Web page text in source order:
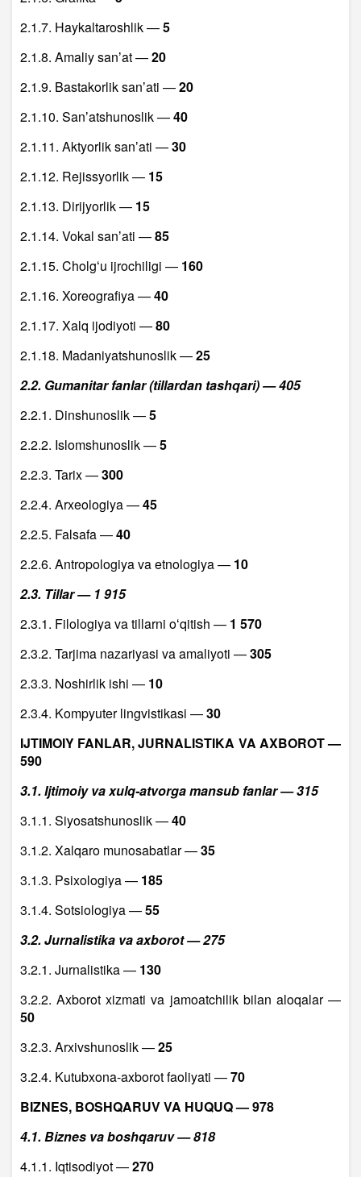
2.1.7. Haykaltaroshlik —5
2.1.8. Amaliy sanʼat —20
2.1.9. Bastakorlik sanʼati —20
2.1.10. Sanʼatshunoslik —40
2.1.11. Aktyorlik sanʼati —30
2.1.12. Rejissyorlik — 15
2.1.13. Dirijyorlik — 15
2.1.14. Vokal sanʼati —85
2.1.15. Cholgʻu ijrochiligi — 160
2.1.16. Xoreografiya —40
2.1.17. Xalq ijodiyoti —80
2.1.18. Madaniyatshunoslik —25
2.2. Gumanitar fanlar (tillardan tashqari) — 405
2.2.1. Dinshunoslik —5
2.2.2. Islomshunoslik —5
2.2.3. Tarix —300
2.2.4. Arxeologiya —45
2.2.5. Falsafa —40
2.2.6. Antropologiya va etnologiya — 10
2.3. Tillar — 1 915
2.3.1. Filologiya va tillarni oʻqitish — 1 570
2.3.2. Tarjima nazariyasi va amaliyoti —305
2.3.3. Noshirlik ishi — 10
2.3.4. Kompyuter lingvistikasi —30
IJTIMOIY FANLAR, JURNALISTIKA VA AXBOROT —
590
3.1. Ijtimoiy va xulq-atvorga mansub fanlar — 315
3.1.1. Siyosatshunoslik —40
3.1.2. Xalqaro munosabatlar —35
3.1.3. Psixologiya — 185
3.1.4. Sotsiologiya —55
3.2. Jurnalistika va axborot — 275
3.2.1. Jurnalistika — 130
3.2.2. Axborot xizmati va jamoatchilik bilan aloqalar —
50
3.2.3. Arxivshunoslik —25
3.2.4. Kutubxona-axborot faoliyati —70
BIZNES, BOSHQARUV VA HUQUQ — 978
4.1. Biznes va boshqaruv — 818
4.1.1. Iqtisodiyot —270